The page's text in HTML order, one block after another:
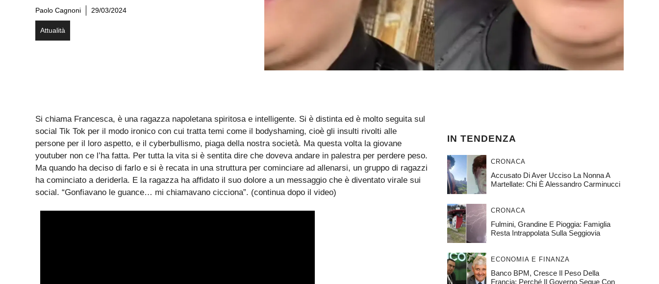
Paolo Cagnoni 29/03/2024
Attualità
Si chiama Francesca, è una ragazza napoletana spiritosa e intelligente. Si è distinta ed è molto seguita sul
social Tik Tok per il modo ironico con cui tratta temi come il bodyshaming, cioè gli insulti rivolti alle
persone per il loro aspetto, e il cyberbullismo, piaga della nostra società. Ma questa volta la giovane
youtuber non ce l’ha fatta. Per tutta la vita si è sentita dire che doveva andare in palestra per perdere peso.
Ma quando ha deciso di farlo e si è recata in una struttura per cominciare ad allenarsi, un gruppo di ragazzi
ha cominciato a deriderla. E la ragazza ha affidato il suo dolore a un messaggio che è diventato virale sui
social. “Gonfiavano le guance… mi chiamavano cicciona”. (continua dopo il video)
IN TENDENZA
CRONACA
Accusato Di Aver Ucciso La Nonna A
Martellate: Chi È Alessandro Carminucci
CRONACA
Fulmini, Grandine E Pioggia: Famiglia
Resta Intrappolata Sulla Seggiovia
ECONOMIA E FINANZA
Banco BPM, Cresce Il Peso Della
Francia: Perché Il Governo Segue Con